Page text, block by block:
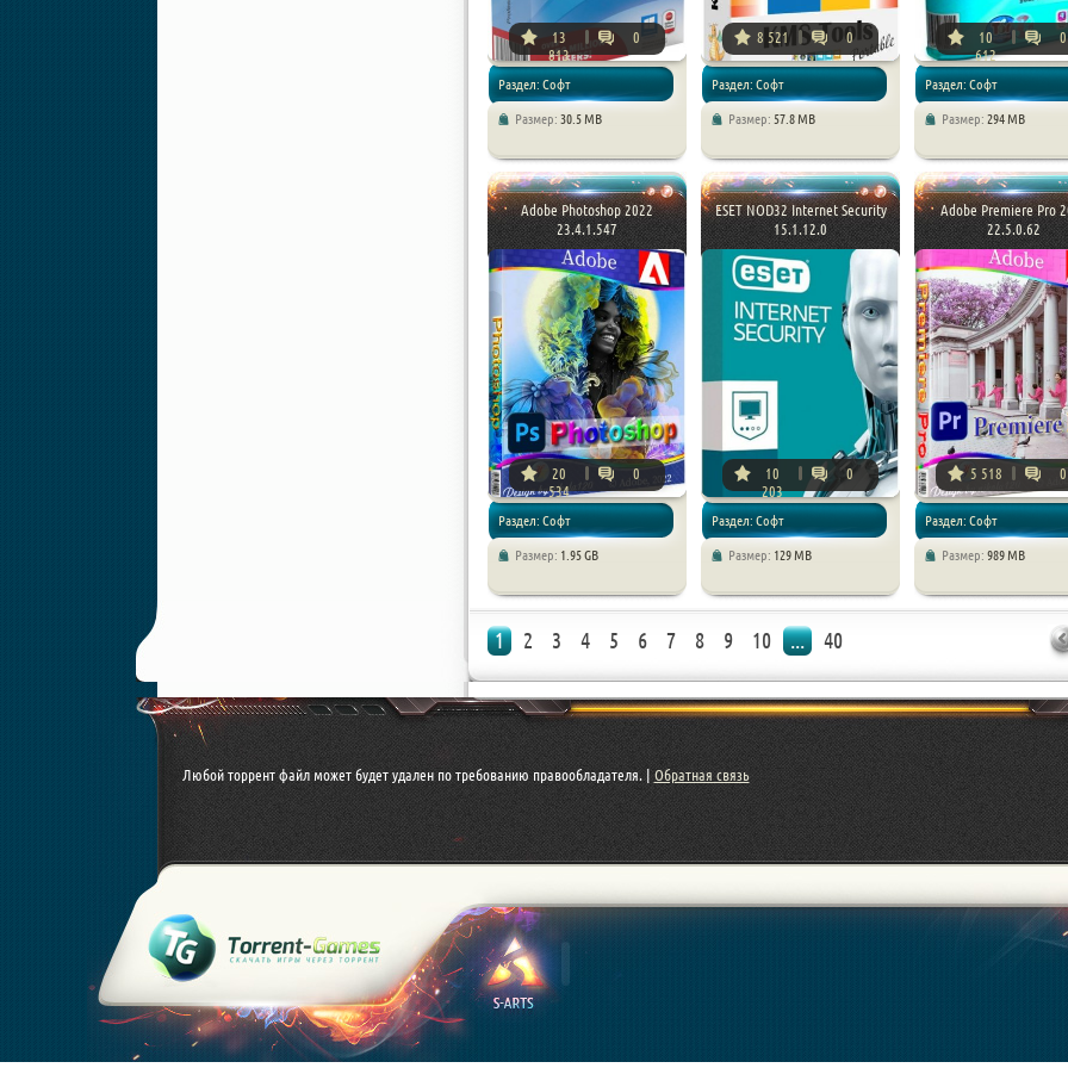
13
813
0
Раздел: Софт
Размер: 30.5 MB
8 521 0
Раздел: Софт
Размер: 57.8 MB
10
612
0
Раздел: Софт
Размер: 294 MB
Adobe Photoshop 2022
23.4.1.547
20
534
0
Раздел: Софт
Размер: 1.95 GB
ESET NOD32 Internet Security
15.1.12.0
10
203
0
Раздел: Софт
Размер: 129 MB
Adobe Premiere Pro
22.5.0.62
5 518 0
Раздел: Софт
Размер: 989 MB
1 2 3 4 5 6 7 8 9 10 ... 40
Любой торрент файл может будет удален по требованию правообладателя. |Обратная связь